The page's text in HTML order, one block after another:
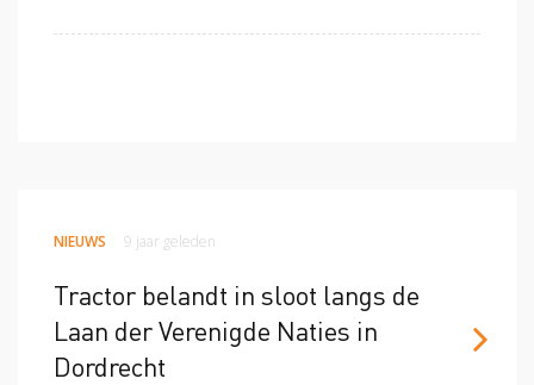
NIEUWS 9 jaar geleden
Tractor belandt in sloot langs de
Laan der Verenigde Naties in
Dordrecht